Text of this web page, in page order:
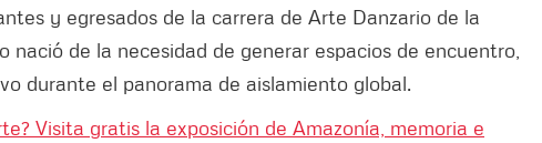
y egresados de la carrera de Arte Danzario de la
nació de la necesidad de generar espacios de encuentro,
durante el panorama de aislamiento global.
Visita gratis la exposición de Amazonía, memoria e